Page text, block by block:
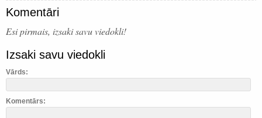
Komentāri
Esi pirmais, izsaki savu viedokli!
Izsaki savu viedokli
Vārds:
Komentārs: